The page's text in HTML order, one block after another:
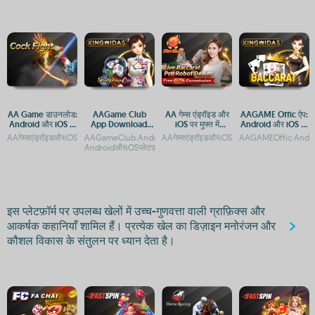
AA Game डाउनलोड:
Android और iOS के
लिए मुफ्त गेमिंग एप
AAगेम्सएंड्रॉइडऔरiOSपरमुफ्तमेंखेलनेकेलिएडाउनलोडकरेंAAगेम्सडाउनलोड:AndroidऔरiOSपरमुफ्तगेम
AAGame Club
App Download:
Android & iOS APK
Access Guide
AndroidऔरiOSप्लेटफ़ॉर्मपरएक
AA गेम्स एंड्रॉइड और
iOS पर मुफ्त में
डाउनलोड करें
AAGAME Offic ऐप:
Android और iOS पर
डाउनलोड करें
इस प्लेटफ़ॉर्म पर उपलब्ध खेलों में उच्च-गुणवत्ता वाली ग्राफ़िक्स और
आकर्षक कहानियाँ शामिल हैं। प्रत्येक खेल का डिज़ाइन मनोरंजन और
कौशल विकास के संतुलन पर ध्यान देता है।